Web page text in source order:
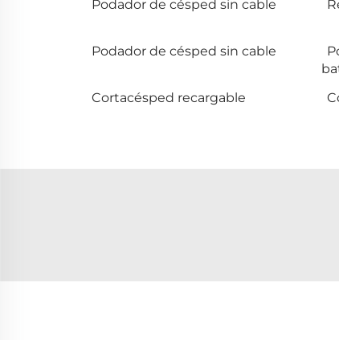
Podador de césped sin cable
Podador de césped sin cable
Cortacésped recargable